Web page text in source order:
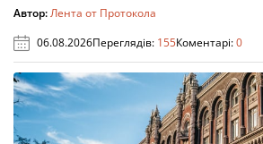
Автор:Лента от Протокола
06.08.2026Переглядів: 155Коментарі:0